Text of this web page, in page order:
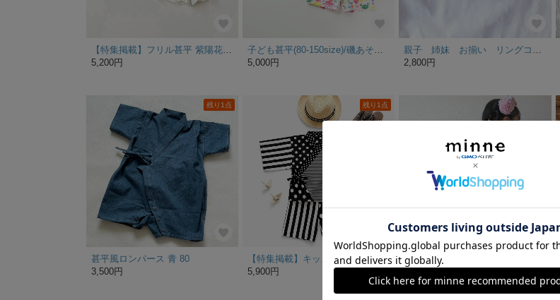
【特集掲載】フリル甚平 紫陽花 水色 100
5,200円
子ども甚平(80-150size)/磯あそび(きみどり)
5,000円
親子 姉妹 お揃い リングコーデꕤお花のポニーフック&ベビーヘアクリップꕤアプリコット&イエロー
2,800円
残り1点
甚平風ロンパース 青 80
3,500円
残り1点
【特集掲載】キッズ甚平 (セパレート) ☆ モノトーン ドット × ストライプ ボーダー (110)
5,900円